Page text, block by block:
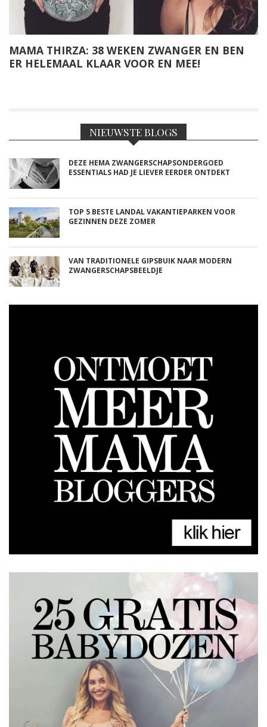
MAMA THIRZA: 38 WEKEN ZWANGER EN BEN
ER HELEMAAL KLAAR VOOR EN MEE!
NIEUWSTE BLOGS
DEZE HEMA ZWANGERSCHAPSONDERGOED
ESSENTIALS HAD JE LIEVER EERDER ONTDEKT
TOP 5 BESTE LANDAL VAKANTIEPARKEN VOOR
GEZINNEN DEZE ZOMER
VAN TRADITIONELE GIPSBUIK NAAR MODERN
ZWANGERSCHAPSBEELDJE